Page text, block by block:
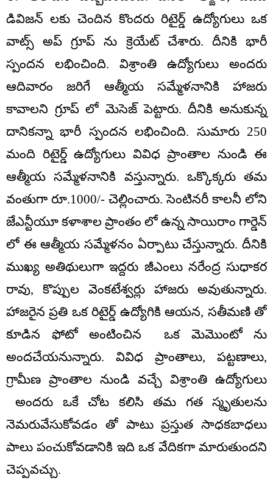
డివిజన్ లకు చెందిన కొందరు రిటైర్డ్ ఉద్యోగులు ఒక
వాట్స్ అప్ గ్రూప్ ను క్రెయేట్ చేశారు. దీనికి భారీ
స్పందన లభించింది. విశ్రాంతి ఉద్యోగులు అందరు
ఆదివారం జరిగే ఆత్మీయ సమ్మేళనానికి హాజరు
కావాలని గ్రూప్ లో మెసెజ్ పెట్టారు. దీనికి అనుకున్న
దానికన్నా భారీ స్పందన లభించింది. సుమారు 250
మంది రిటైర్డ్ ఉద్యోగులు వివిధ ప్రాంతాల నుండి ఈ
ఆత్మీయ సమ్మేళనానికి వస్తున్నారు. ఒక్కొక్కరు తమ
వంతుగా రూ.1000/- చెల్లించారు. సెంటినరీ కాలనీ లోని
జేఎన్టీయూ కళాశాల ప్రాంతం లో ఉన్న సాయిరాం గార్డెన్
లో ఈ ఆత్మీయ సమ్మేళనం ఏర్పాటు చేస్తున్నారు. దీనికి
ముఖ్య అతిథులుగా ఇద్దరు జీఎంలు నరేంద్ర సుధాకర
రావు, కొప్పుల వెంకటేశ్వర్లు హాజరు అవుతున్నారు.
హాజరైన ప్రతి ఒక రిటైర్డ్ ఉద్యోగికి ఆయన, సతీమణి తో
కూడిన ఫోటో అంటించిన ఒక మెమొంటో ను
అందచేయనున్నారు. వివిధ ప్రాంతాలు, పట్టణాలు,
గ్రామీణ ప్రాంతాల నుండి వచ్చే విశ్రాంతి ఉద్యోగులు
అందరు ఒకే చోట కలిసి తమ గత స్మృతులను
నెమరువేసుకోవడం తో పాటు ప్రస్తుత సాధకబాధలు
పాలు పంచుకోవడానికి ఇది ఒక వేదికగా మారుతుందని
చెప్పవచ్చు.